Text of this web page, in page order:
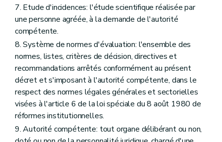
7. Etude d'incidences: l'étude scientifique réalisée par
une personne agréée, à la demande de l'autorité
compétente.
8. Système de normes d'évaluation: l'ensemble des
normes, listes, critères de décision, directives et
recommandations arrêtés conformément au présent
décret et s'imposant à l'autorité compétente, dans le
respect des normes légales générales et sectorielles
visées à l'article 6 de la loi spéciale du 8 août 1980 de
réformes institutionnelles.
9. Autorité compétente: tout organe délibérant ou non,